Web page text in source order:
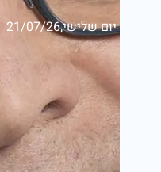
יום שלישי,21/07/26